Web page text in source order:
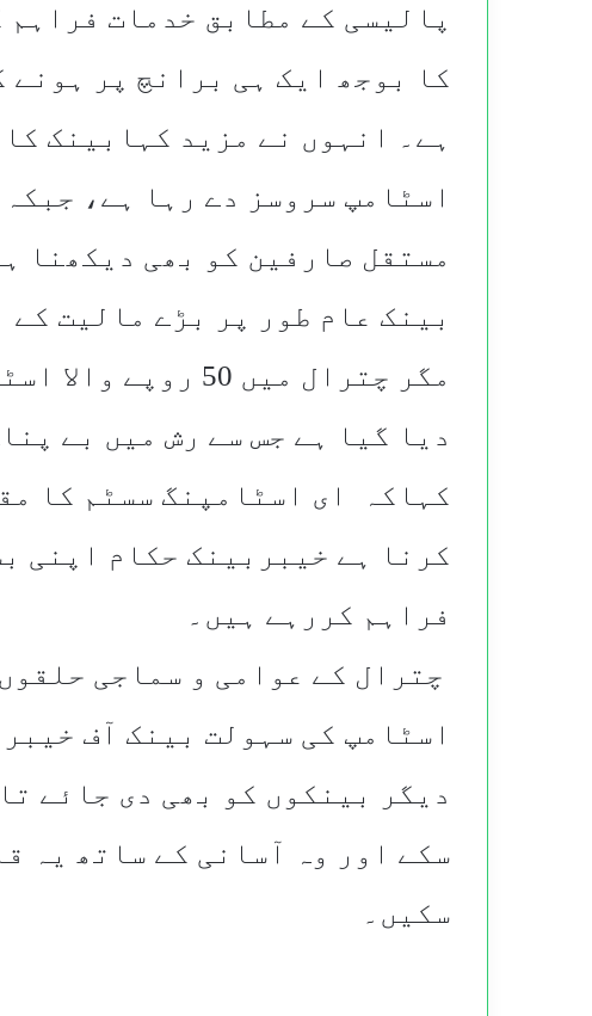
پالیسی کے مطابق خدمات
کا بوجھ ایک ہی برانچ پر ہونے
ہے۔ انہوں نے مزید کہابینک
مستقل صارفین کو بھی دیکھنا
بینک عام طور پر بڑے مالیت
مگر چترال میں 50
دیا گیا ہے جس سے رش میں بے
کہاکہ ای اسٹامپنگ سسٹم کا
کرنا ہے خیبربینک حکام اپنی
فراہم کررہے ہیں۔
چترال کے عوامی و سماجی
اسٹامپ کی سہولت بینک آف
دیگر بینکوں کو بھی دی جائے
سکے اور وہ آسانی کے ساتھ یہ
سکیں۔